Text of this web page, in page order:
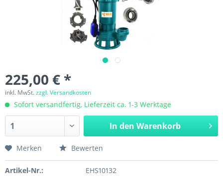
225,00 € *
inkl. MwSt.zzgl. Versandkosten
Sofort versandfertig, Lieferzeit ca. 1-3 Werktage
In den Warenkorb
Merken Bewerten
Artikel-Nr.: EHS10132